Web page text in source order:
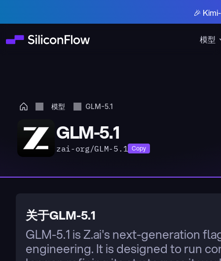
模型
🎉
模型 GLM-5.1
GLM-5.1
zai-org/GLM-5.1 Copy
关于GLM-5.1
GLM-5.1 is Z.ai's next-generation
engineering. It is designed to run